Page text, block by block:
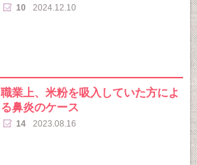
10 2024.12.10
職業上、米粉を吸入していた方によ
る鼻炎のケース
14 2023.08.16